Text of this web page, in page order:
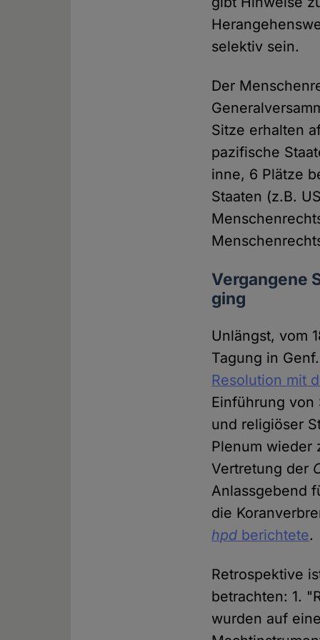
selektiv sein.
Der
Sitze erhalten
pazifische
inne, 6 Plätze
Staaten (z.B.
Vergangene
ging
Unlängst, vom
Tagung in
Resolution mit
Einführung
und religiöser
Plenum wieder
Vertretung der
Anlassgebend
die
hpd berichtete.
Retrospektive
betrachten: 1.
wurden auf